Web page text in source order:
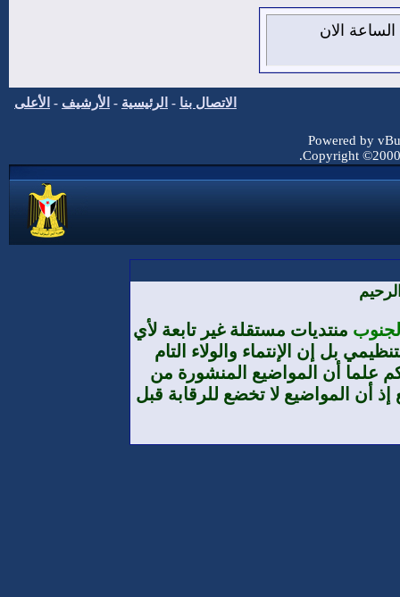
6 من اغسطس 2026 , الساعة الان
الاتصال بنا - الرئيسية - الأرشيف - الأعلى
Powered by
Copyright
منتديات مستقلة غير تابعة لأي
بل إن الإنتماء والولاء التام
علما أن المواضيع المنشورة من
أن المواضيع لا تخضع للرقابة قبل